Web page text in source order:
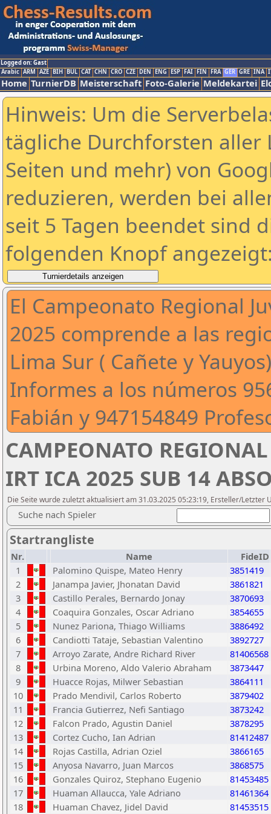
Logged on: Gast
Arabic ARM AZE BIH BUL CAT CHN CRO CZE DEN ENG ESP FAI FIN FRA GER GRE INA
Home TurnierDB Meisterschaft Foto-Galerie Meldekartei
Hinweis: Um die
tägliche Durchforsten aller
Seiten und mehr) von
reduzieren, werden bei
seit 5 Tagen beendet sind
folgenden Knopf
El Campeonato Regional
2025 comprende a las
Lima Sur ( Cañete y
Informes a los números
Fabián y 947154849
CAMPEONATO
IRT ICA 2025 SUB 14
Die Seite wurde zuletzt aktualisiert am 31.03.2025 05:23:19, Ersteller/Letzter
Suche nach Spieler
Startrangliste
Nr. Name
FideID
1
Palomino Quispe, Mateo Henry
3851419
2
Janampa Javier, Jhonatan David
3861821
3
Castillo Perales, Bernardo Jonay
3870693
4
Coaquira Gonzales, Oscar Adriano
3854655
5
Nunez Pariona, Thiago Williams
3886492
6
Candiotti Tataje, Sebastian Valentino
3892727
7
Arroyo Zarate, Andre Richard River
81406568
8
Urbina Moreno, Aldo Valerio Abraham
3873447
9
Huacce Rojas, Milwer Sebastian
3864111
10
Prado Mendivil, Carlos Roberto
3879402
11
Francia Gutierrez, Nefi Santiago
3873242
12
Falcon Prado, Agustin Daniel
3878295
13
Cortez Cucho, Ian Adrian
81412487
14
Rojas Castilla, Adrian Oziel
3866165
15
Anyosa Navarro, Juan Marcos
3868575
16
Gonzales Quiroz, Stephano Eugenio
81453485
17
Huaman Allaucca, Yale Adriano
81461364
18
Huaman Chavez, Jidel David
81453515